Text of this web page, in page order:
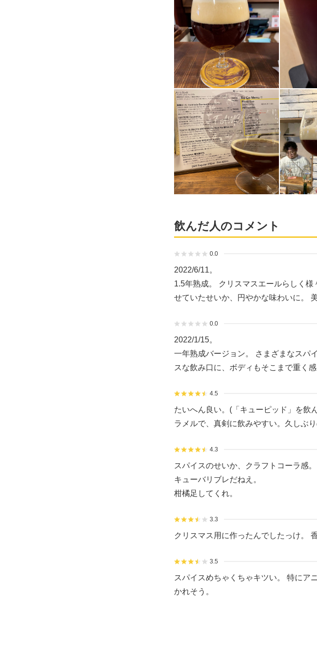
飲んだ人のコメント
0.0
2022/6/11。
1.5年熟成。 クリスマスエールらしく
せていたせいか、円やかな味わいに。
0.0
2022/1/15。
一年熟成バージョン。 さまざまなスパ
スな飲み口に、ボディもそこまで重く感
4.5
たいへん良い。(「キューピッド」を飲
ラメルで、真剣に飲みやすい。久しぶ
4.3
スパイスのせいか、クラフトコーラ感。
キューバリブレだねえ。
柑橘足してくれ。
3.3
クリスマス用に作ったんでしたっけ。
3.5
スパイスめちゃくちゃキツい。 特にア
かれそう。